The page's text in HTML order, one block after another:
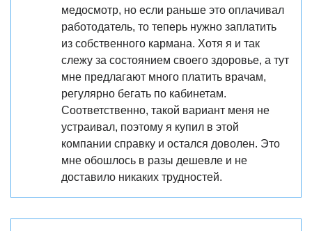
медосмотр, но если раньше это оплачивал
работодатель, то теперь нужно заплатить
из собственного кармана. Хотя я и так
слежу за состоянием своего здоровье, а тут
мне предлагают много платить врачам,
регулярно бегать по кабинетам.
Соответственно, такой вариант меня не
устраивал, поэтому я купил в этой
компании справку и остался доволен. Это
мне обошлось в разы дешевле и не
доставило никаких трудностей.